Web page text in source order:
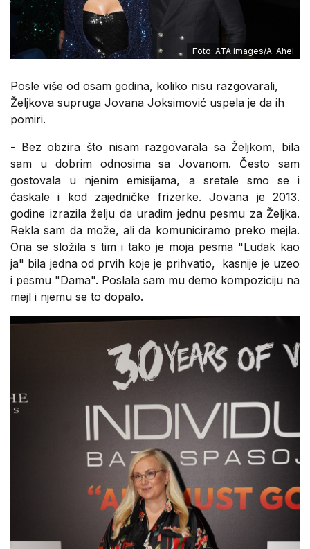
Foto: ATA images/A. Ahel
Posle više od osam godina, koliko nisu razgovarali,
Željkova supruga Jovana Joksimović uspela je da ih
pomiri.
- Bez obzira što nisam razgovarala sa Željkom, bila
sam u dobrim odnosima sa Jovanom. Često sam
gostovala u njenim emisijama, a sretale smo se i
ćaskale i kod zajedničke frizerke. Jovana je 2013.
godine izrazila želju da uradim jednu pesmu za Željka.
Rekla sam da može, ali da komuniciramo preko mejla.
Ona se složila s tim i tako je moja pesma "Ludak kao
ja" bila jedna od prvih koje je prihvatio, kasnije je uzeo
i pesmu "Dama". Poslala sam mu demo kompoziciju na
mejl i njemu se to dopalo.